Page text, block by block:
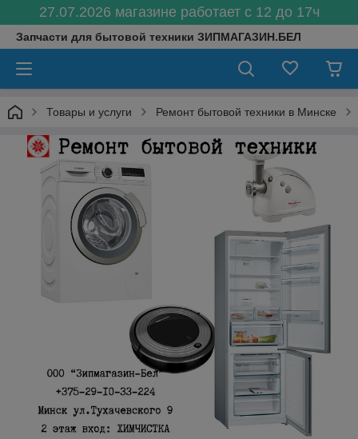
27.07.2026 магазине работает с 12 до 17ч
Запчасти для бытовой техники ЗИПМАГАЗИН.БЕЛ
Товары и услуги Ремонт бытовой техники в Минске